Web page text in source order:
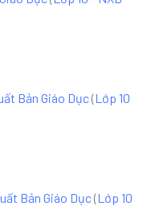
Bản Giáo Dục(Lớp 10
Bản Giáo Dục(Lớp 10